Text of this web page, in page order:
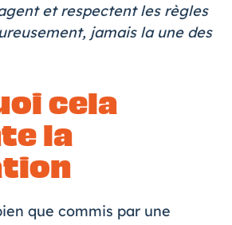
et respectent les règles
jamais la une des
cela
la
que commis par une